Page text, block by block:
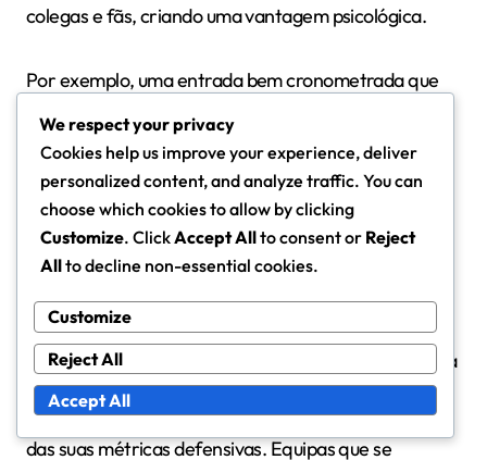
colegas e fãs, criando uma vantagem psicológica.
Por exemplo, uma entrada bem cronometrada que
adversária desprevenida, resultando
frequentemente em oportunidades de golo. Esta
mudança de ímpeto pode ser crucial, especialmente
em jogos disputados.
defensivas das equipas vencedoras
A análise estatística das equipas vencedoras na Copa
do Mundo Feminina Sub-17 da FIFA revela que
entradas bem-sucedidas são um componente chave
das suas métricas defensivas. Equipas que se
We respect your privacy
Cookies help us improve your experience, deliver
personalized content, and analyze traffic. You can
choose which cookies to allow by clicking
Customize. ClickAccept Allto consent or Reject
Allto decline non-essential cookies.
Customize
Reject All
Accept All